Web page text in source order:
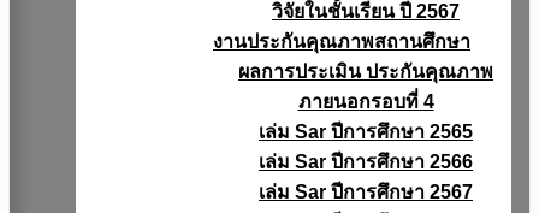
วิจัยในชั้นเรียน ปี 2567
งานประกันคุณภาพสถานศึกษา
ผลการประเมิน ประกันคุณภาพ
ภายนอกรอบที่ 4
เล่ม Sar ปีการศึกษา 2565
เล่ม Sar ปีการศึกษา 2566
เล่ม Sar ปีการศึกษา 2567